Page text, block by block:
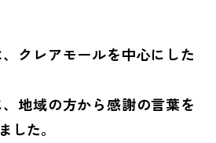
クレアモールを中心にした
地域の方から感謝の言葉を
した。